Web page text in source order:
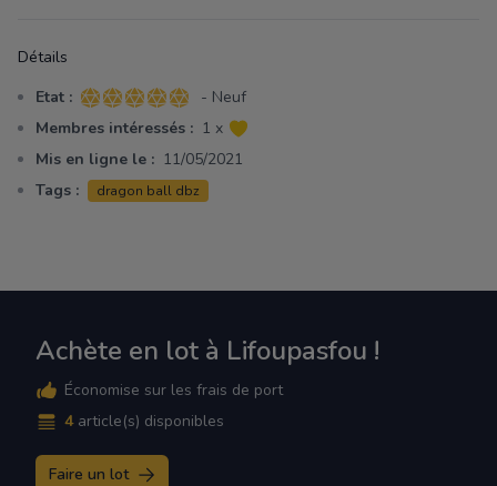
Détails
Etat : 5 sur 5 étoiles
- Neuf
Membres intéressés : 1 x
Mis en ligne le : 11/05/2021
Tags :
dragon ball dbz
Achète en lot à Lifoupasfou !
Économise sur les frais de port
4 article(s) disponibles
Faire un lot